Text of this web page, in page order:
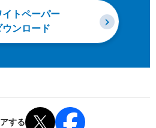
イトペーパー
ウンロード
する